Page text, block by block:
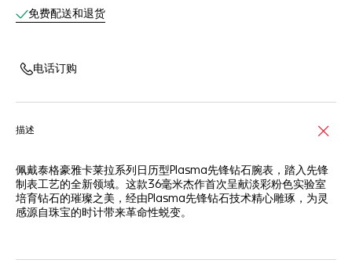
免费配送和退货
电话订购
描述
佩戴泰格豪雅卡莱拉系列日历型Plasma先锋钻石腕表，踏入先锋
制表工艺的全新领域。这款36毫米杰作首次呈献淡彩粉色实验室
培育钻石的璀璨之美，经由Plasma先锋钻石技术精心雕琢，为灵
感源自珠宝的时计带来革命性蜕变。